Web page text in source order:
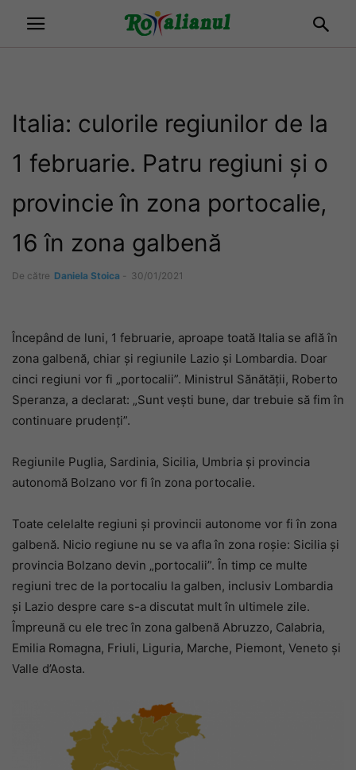
Italia: culorile regiunilor de la
1 februarie. Patru regiuni și o
provincie în zona portocalie,
16 în zona galbenă
De către Daniela Stoica - 30/01/2021
Începând de luni, 1 februarie, aproape toată Italia se află în
zona galbenă, chiar și regiunile Lazio și Lombardia. Doar
cinci regiuni vor fi „portocalii”. Ministrul Sănătății, Roberto
Speranza, a declarat: „Sunt vești bune, dar trebuie să fim în
continuare prudenți”.
Regiunile Puglia, Sardinia, Sicilia, Umbria și provincia
autonomă Bolzano vor fi în zona portocalie.
Toate celelalte regiuni și provincii autonome vor fi în zona
galbenă. Nicio regiune nu se va afla în zona roșie: Sicilia și
provincia Bolzano devin „portocalii”. În timp ce multe
regiuni trec de la portocaliu la galben, inclusiv Lombardia
și Lazio despre care s-a discutat mult în ultimele zile.
Împreună cu ele trec în zona galbenă Abruzzo, Calabria,
Emilia Romagna, Friuli, Liguria, Marche, Piemont, Veneto și
Valle d’Aosta.